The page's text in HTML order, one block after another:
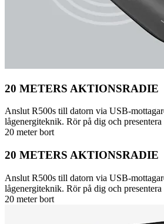
20 METERS AKTIONSRADIE
Anslut R500s till datorn via USB-
lågenergiteknik. Rör på dig och
20 meter bort
20 METERS AKTIONSRADIE
Anslut R500s till datorn via USB-
lågenergiteknik. Rör på dig och
20 meter bort